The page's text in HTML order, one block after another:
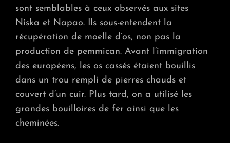
sont semblables à ceux observés aux sites
Niska et Napao. Ils sous-entendent la
récupération de moelle d’os, non pas la
production de pemmican. Avant l’immigration
des européens, les os cassés étaient bouillis
dans un trou rempli de pierres chauds et
couvert d’un cuir. Plus tard, on a utilisé les
grandes bouilloires de fer ainsi que les
cheminées.